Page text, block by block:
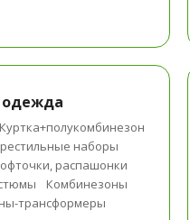
одежда
Куртка+полукомбинезон
наборы
распашонки
Комбинезоны
трансформеры